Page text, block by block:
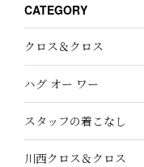
CATEGORY
クロス＆クロス
ハグ オー ワー
スタッフの着こなし
川西クロス＆クロス